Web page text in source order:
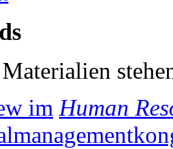
im Human